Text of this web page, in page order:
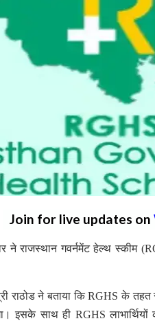
Join for live updates on
राजस्थान गवर्नमेंट हेल्थ स्कीम
राठोड ने बताया कि RGHS के
इसके साथ ही RGHS